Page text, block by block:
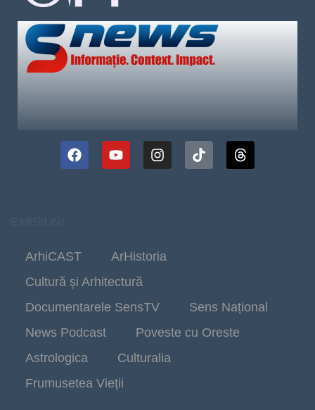
ArhiCAST
ArHistoria
Cultură și Arhitectură
Documentarele SensTV
Sens Național
News Podcast
Poveste cu Oreste
Astrologica
Culturalia
Frumusetea Vieții